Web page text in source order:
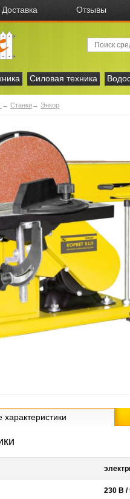
Доставка Отзывы
Силовая техника
→ Станки→ Энкор
характеристики
230 В /